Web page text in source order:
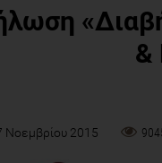
&
Νοεμβρίου 2015